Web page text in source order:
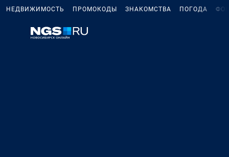
НЕДВИЖИМОСТЬ ПРОМОКОДЫ ЗНАКОМСТВА ПОГОДА